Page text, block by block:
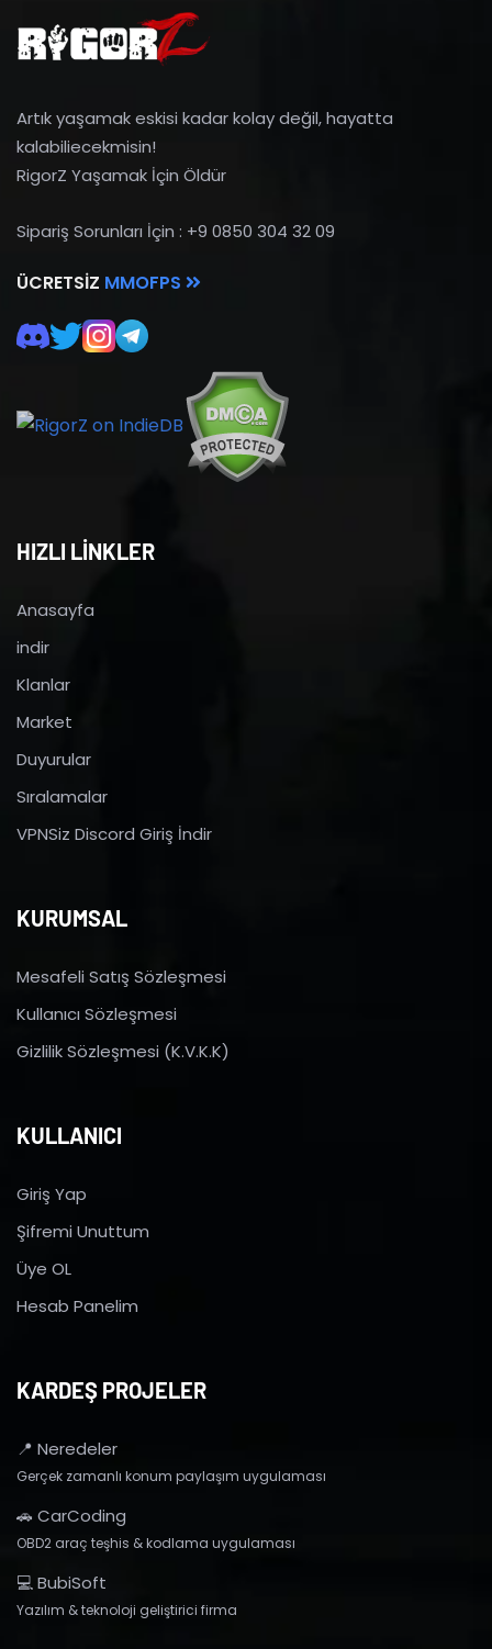
Artık yaşamak eskisi kadar kolay değil, hayatta
kalabiliecekmisin!
RigorZ Yaşamak İçin Öldür
Sipariş Sorunları İçin : +9 0850 304 32 09
ÜCRETSIZ MMOFPS
HIZLI LİNKLER
Anasayfa
indir
Klanlar
Market
Duyurular
Sıralamalar
VPNSiz Discord Giriş İndir
KURUMSAL
Mesafeli Satış Sözleşmesi
Kullanıcı Sözleşmesi
Gizlilik Sözleşmesi (K.V.K.K)
KULLANICI
Giriş Yap
Şifremi Unuttum
Üye OL
Hesab Panelim
KARDEŞ PROJELER
📍 Neredeler
Gerçek zamanlı konum paylaşım uygulaması
🚗 CarCoding
OBD2 araç teşhis & kodlama uygulaması
💻 BubiSoft
Yazılım & teknoloji geliştirici firma